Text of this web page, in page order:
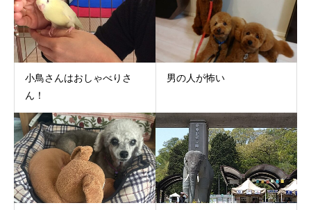
小鳥さんはおしゃべりさ
ん！
男の人が怖い